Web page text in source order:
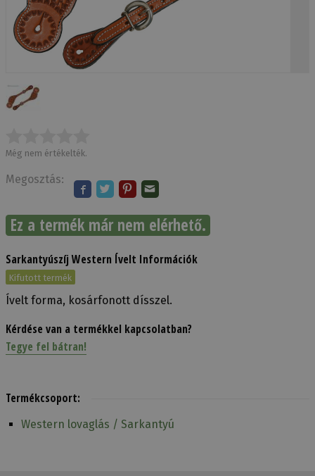
Még nem értékelték.
Megosztás:
Ez a termék már nem elérhető.
Sarkantyúszíj Western Ívelt Információk
Kifutott termék
Ívelt forma, kosárfonott dísszel.
Kérdése van a termékkel kapcsolatban?
Tegye fel bátran!
Termékcsoport:
Western lovaglás / Sarkantyú